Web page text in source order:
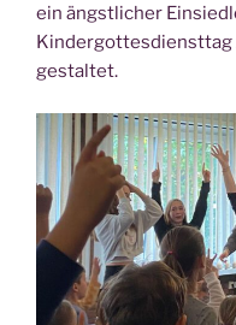
ein ängstlicher
Kindergottesdiensttag
gestaltet.